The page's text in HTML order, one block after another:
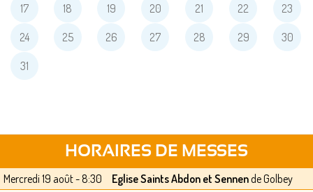
17 18 19 20 21 22 23
24 25 26 27 28 29 30
31
HORAIRES DE MESSES
Mercredi 19 août - 8:30 Eglise Saints Abdon et Sennende Golbey